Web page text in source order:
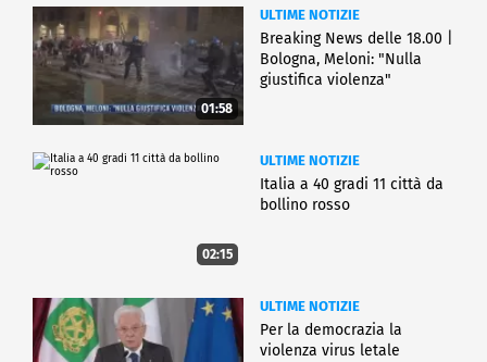
01:58
ULTIME NOTIZIE
Breaking News delle 18.00 |
Bologna, Meloni: "Nulla
giustifica violenza"
02:15
ULTIME NOTIZIE
Italia a 40 gradi 11 città da
bollino rosso
ULTIME NOTIZIE
Per la democrazia la
violenza virus letale